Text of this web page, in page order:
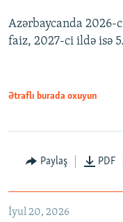
Auto
Azərbaycanda 2026-
faiz, 2027-ci ildə isə
Ətraflı burada oxuyun
Paylaş PDF
İyul 20, 2026